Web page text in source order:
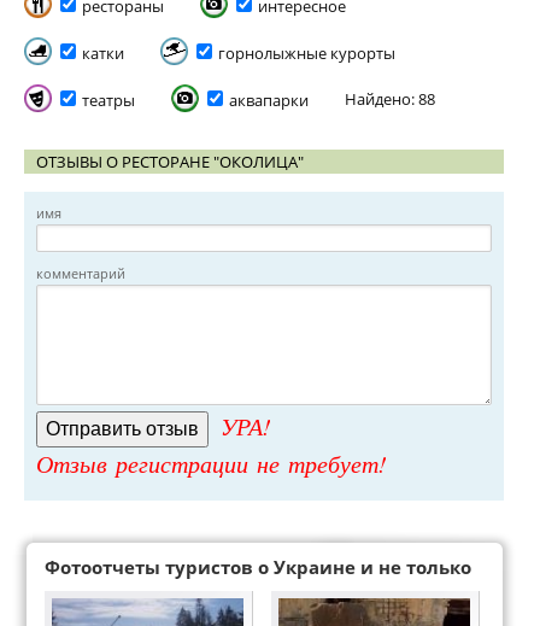
рестораны интересное
катки горнолыжные курорты
театры аквапарки Найдено: 88
ОТЗЫВЫ О РЕСТОРАНЕ "ОКОЛИЦА"
имя
комментарий
УРА!
Отзыв регистрации не требует!
Фотоотчеты туристов о Украине и не только